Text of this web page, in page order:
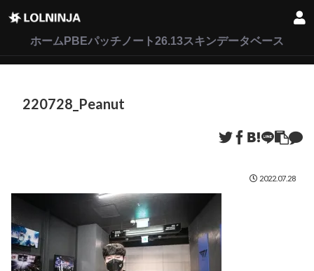
ホーム PBEパッチノート26.13スキンデータベース
220728_Peanut
2022.07.28